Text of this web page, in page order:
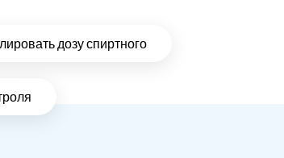
дозу спиртного